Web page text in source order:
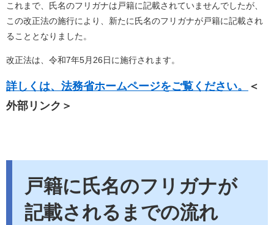
これまで、氏名のフリガナは戸籍に記載されていませんでしたが、
この改正法の施行により、新たに氏名のフリガナが戸籍に記載され
ることとなりました。
改正法は、令和7年5月26日に施行されます。
詳しくは、法務省ホームページをご覧ください。
＜
外部リンク＞
戸籍に氏名のフリガナが
記載されるまでの流れ